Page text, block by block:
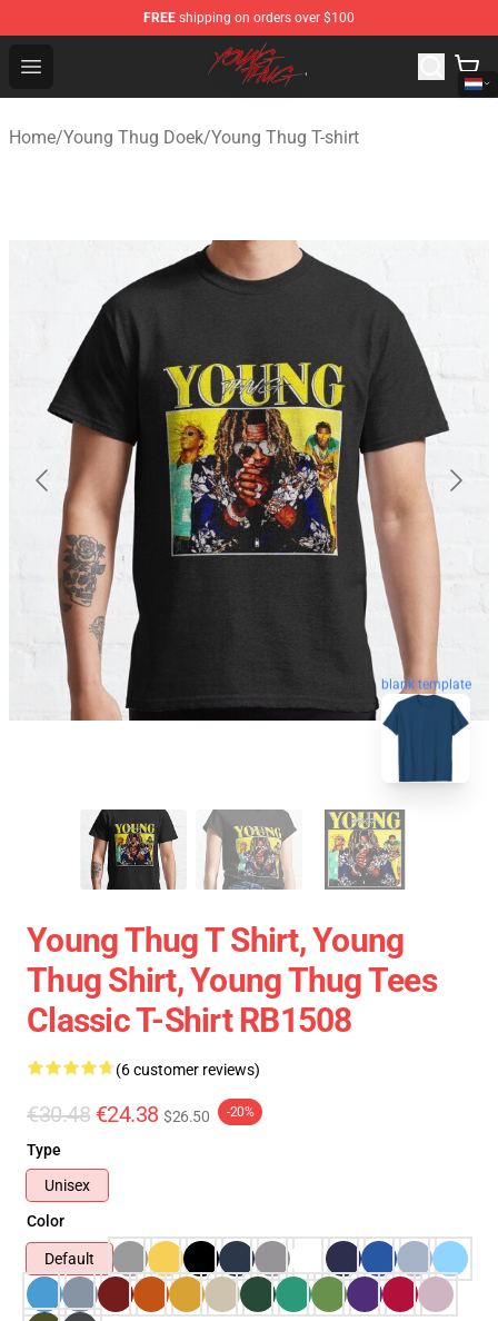
FREE shipping on orders over $100
Open menu
Young Thug Shop - Official Young Thug Merchandise
Home/Young Thug Doek/Young Thug T-shirt
blank template
Young Thug T Shirt, Young
Thug Shirt, Young Thug Tees
Classic T-Shirt RB1508
(6 customer reviews)
€30.48 €24.38 $26.50 -20%
Type
Unisex
Color
Default